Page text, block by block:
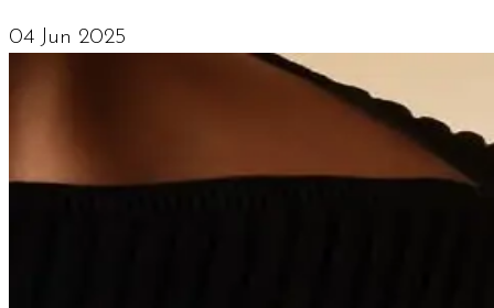
04 Jun 2025